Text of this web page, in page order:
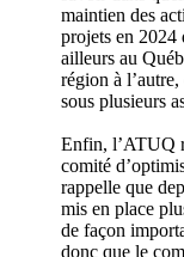
maintien des
projets en 2024
ailleurs au
région à
sous plusieurs
Enfin, l’ATUQ
comité
rappelle que
mis en place
de façon
donc que le